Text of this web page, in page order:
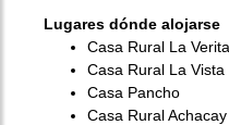
Lugares dónde alojarse
Casa Rural La Verita
Casa Rural La Vista
Casa Pancho
Casa Rural Achacay